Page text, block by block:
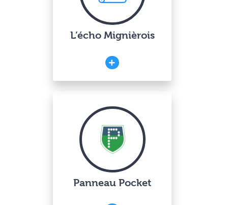
L’écho Mignièrois
Panneau Pocket